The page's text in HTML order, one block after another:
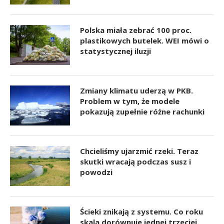
Polska miała zebrać 100 proc.
plastikowych butelek. WEI mówi o
statystycznej iluzji
Zmiany klimatu uderzą w PKB.
Problem w tym, że modele
pokazują zupełnie różne rachunki
Chcieliśmy ujarzmić rzeki. Teraz
skutki wracają podczas susz i
powodzi
Ścieki znikają z systemu. Co roku
skala dorównuje jednej trzeciej